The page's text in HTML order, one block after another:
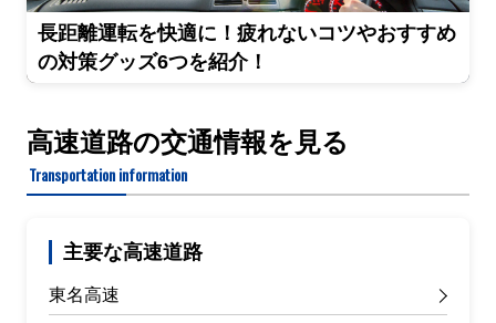
長距離運転を快適に！疲れないコツやおすすめ
の対策グッズ6つを紹介！
高速道路の交通情報を見る
Transportation information
主要な高速道路
東名高速